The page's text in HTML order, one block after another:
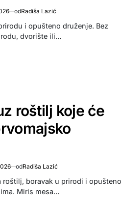
odRadiša Lazić
i opušteno druženje. Bez
dvorište ili…
roštilj koje će
odRadiša Lazić
roštilj, boravak u prirodi i opušteno
Miris mesa…